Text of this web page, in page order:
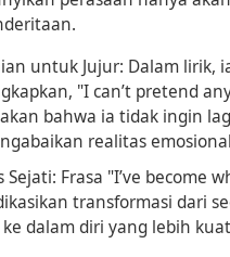
untuk Jujur: Dalam lirik,
"I can’t pretend
bahwa ia tidak ingin
realitas
Sejati: Frasa "I’ve become
transformasi dari
dalam diri yang lebih